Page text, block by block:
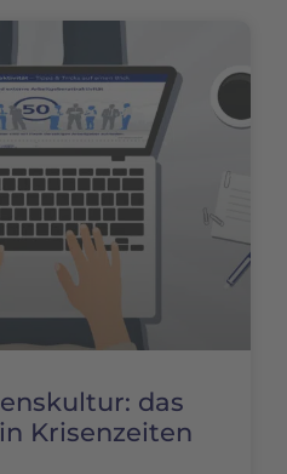
das
Krisenzeiten